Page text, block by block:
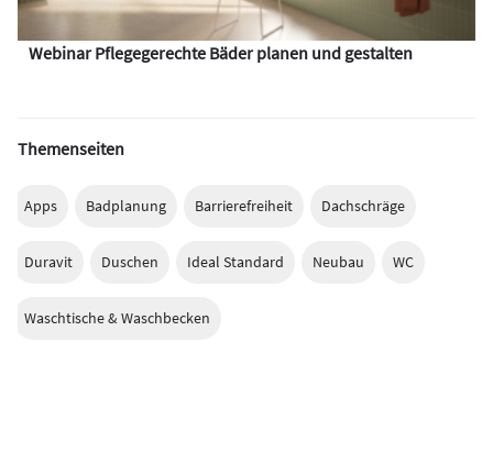
Webinar Pflegegerechte Bäder planen und gestalten
Themenseiten
Apps Badplanung Barrierefreiheit Dachschräge
Duravit Duschen Ideal Standard Neubau WC
Waschtische & Waschbecken